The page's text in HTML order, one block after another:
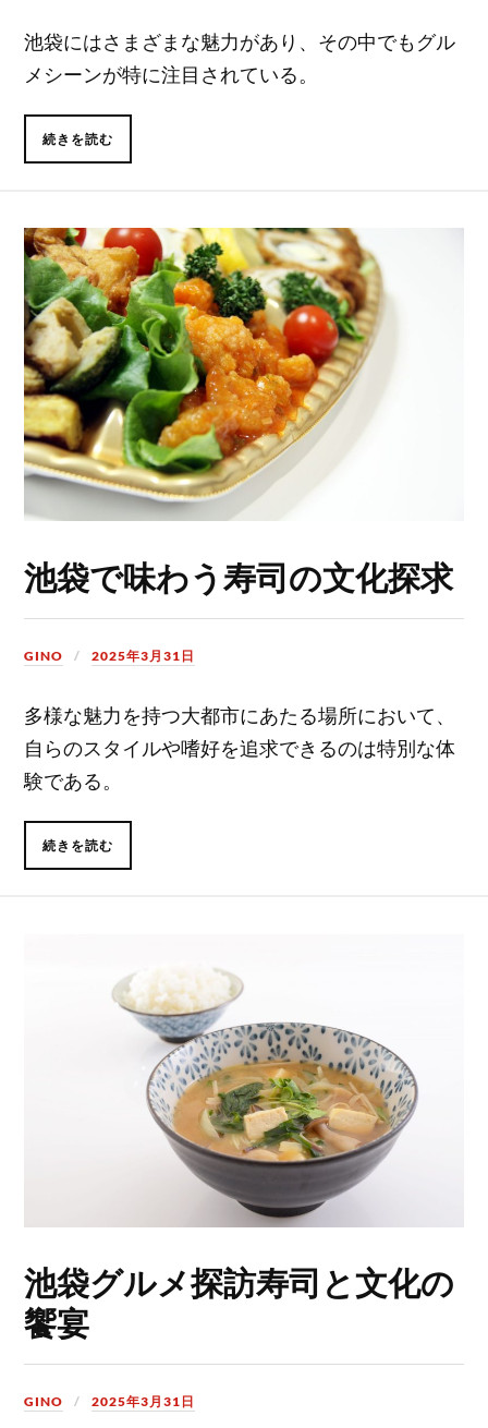
池袋にはさまざまな魅力があり、その中でもグル
メシーンが特に注目されている。
続きを読む
池袋で味わう寿司の文化探求
GINO 2025年3月31日
多様な魅力を持つ大都市にあたる場所において、
自らのスタイルや嗜好を追求できるのは特別な体
験である。
続きを読む
池袋グルメ探訪寿司と文化の
饗宴
GINO 2025年3月31日